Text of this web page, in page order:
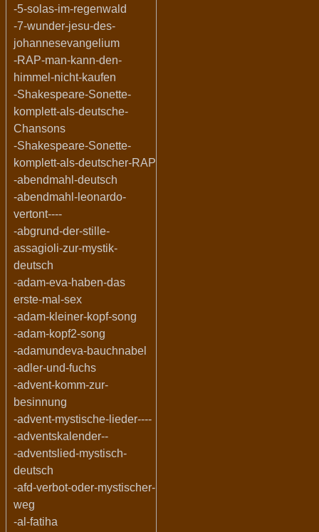
-5-solas-im-regenwald
-7-wunder-jesu-des-
johannesevangelium
-RAP-man-kann-den-
himmel-nicht-kaufen
-Shakespeare-Sonette-
komplett-als-deutsche-
Chansons
-Shakespeare-Sonette-
komplett-als-deutscher-RAP
-abendmahl-deutsch
-abendmahl-leonardo-
vertont----
-abgrund-der-stille-
assagioli-zur-mystik-
deutsch
-adam-eva-haben-das
erste-mal-sex
-adam-kleiner-kopf-song
-adam-kopf2-song
-adamundeva-bauchnabel
-adler-und-fuchs
-advent-komm-zur-
besinnung
-advent-mystische-lieder----
-adventskalender--
-adventslied-mystisch-
deutsch
-afd-verbot-oder-mystischer-
weg
-al-fatiha